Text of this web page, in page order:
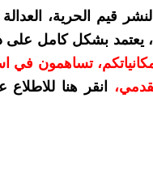
الحرية، العدالة
يعتمد بشكل كامل
حسب إمكانياتكم، تساهمون
،
انقر هنا